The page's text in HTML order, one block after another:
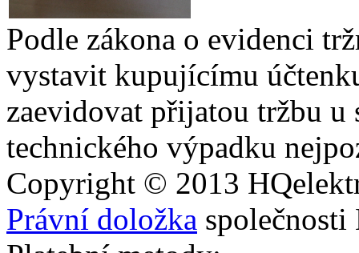
Podle zákona o evidenci
vystavit kupujícímu
zaevidovat přijatou tržbu u
technického výpadku
Copyright © 2013 HQ
Právní doložka